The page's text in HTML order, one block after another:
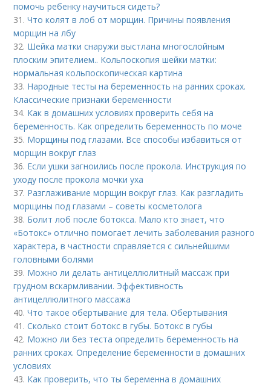
помочь ребенку научиться сидеть?
31.Что колят в лоб от морщин. Причины появления
морщин на лбу
32. Шейка матки снаружи выстлана многослойным
плоским эпителием.. Кольпоскопия шейки матки:
нормальная кольпоскопическая картина
33. Народные тесты на беременность на ранних сроках.
Классические признаки беременности
34. Как в домашних условиях проверить себя на
беременность. Как определить беременность по моче
35. Морщины под глазами. Все способы избавиться от
морщин вокруг глаз
36. Если ушки загноились после прокола. Инструкция по
уходу после прокола мочки уха
37. Разглаживание морщин вокруг глаз. Как разгладить
морщины под глазами – советы косметолога
38. Болит лоб после ботокса. Мало кто знает, что
«Ботокс» отлично помогает лечить заболевания разного
характера, в частности справляется с сильнейшими
головными болями
39. Можно ли делать антицеллюлитный массаж при
грудном вскармливании. Эффективность
антицеллюлитного массажа
40.Что такое обертывание для тела. Обертывания
41.Сколько стоит ботокс в губы. Ботокс в губы
42. Можно ли без теста определить беременность на
ранних сроках. Определение беременности в домашних
условиях
43. Как проверить, что ты беременна в домашних